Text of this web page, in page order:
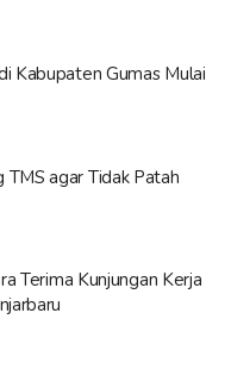
Kabupaten Gumas Mulai
TMS agar Tidak Patah
Terima Kunjungan Kerja